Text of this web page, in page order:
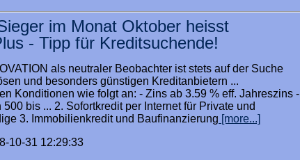
im Monat Oktober heisst
- Tipp für Kreditsuchende!
als neutraler Beobachter ist stets auf der Suche
und besonders günstigen Kreditanbietern ...
Konditionen wie folgt an: - Zins ab 3.59 % eff. Jahreszins -
500 bis ... 2. Sofortkredit per Internet für Private und
3. Immobilienkredit und Baufinanzierung [more...]
10-31 12:29:33